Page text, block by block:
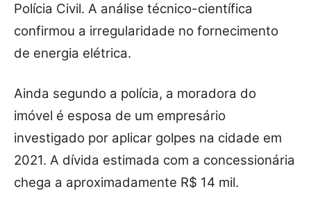
Polícia Civil. A análise técnico-científica
confirmou a irregularidade no fornecimento
de energia elétrica.
Ainda segundo a polícia, a moradora do
imóvel é esposa de um empresário
investigado por aplicar golpes na cidade em
2021. A dívida estimada com a concessionária
chega a aproximadamente R$ 14 mil.